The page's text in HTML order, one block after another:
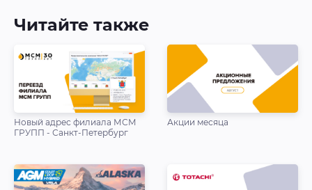
Читайте также
Новый адрес филиала МСМ
ГРУПП - Санкт-Петербург
Акции месяца